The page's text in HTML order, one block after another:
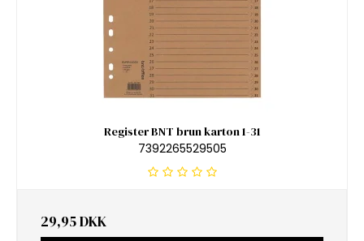
Register BNT brun karton 1-31
7392265529505
29,95 DKK